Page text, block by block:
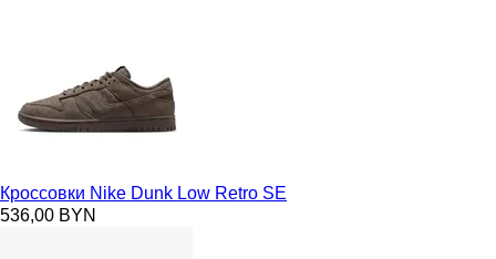
Кроссовки Nike Dunk Low Retro SE
536,00 BYN